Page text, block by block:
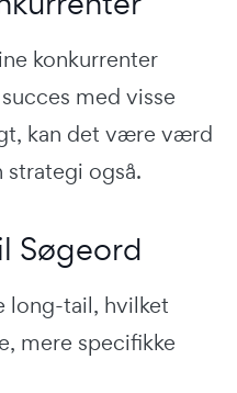
konkurrenter
med visse
kan det være værd
strategi også.
Søgeord
long-tail, hvilket
mere specifikke